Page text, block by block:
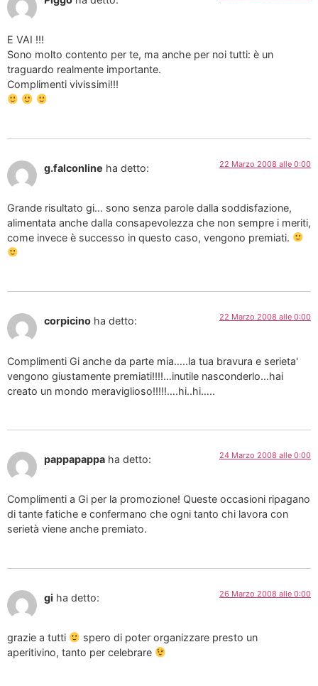
E VAI !!!
Sono molto contento per te, ma anche per noi tutti: è un
traguardo realmente importante.
Complimenti vivissimi!!!
g.falconline ha detto: 22 Marzo 2008 alle 0:00
Grande risultato gi… sono senza parole dalla soddisfazione,
alimentata anche dalla consapevolezza che non sempre i meriti,
come invece è successo in questo caso, vengono premiati.
corpicino ha detto: 22 Marzo 2008 alle 0:00
Complimenti Gi anche da parte mia…..la tua bravura e serieta'
vengono giustamente premiati!!!!…inutile nasconderlo…hai
creato un mondo meraviglioso!!!!!….hi..hi…..
pappapappa ha detto: 24 Marzo 2008 alle 0:00
Complimenti a Gi per la promozione! Queste occasioni ripagano
di tante fatiche e confermano che ogni tanto chi lavora con
serietà viene anche premiato.
gi ha detto: 26 Marzo 2008 alle 0:00
grazie a tutti
spero di poter organizzare presto un
aperitivino, tanto per celebrare